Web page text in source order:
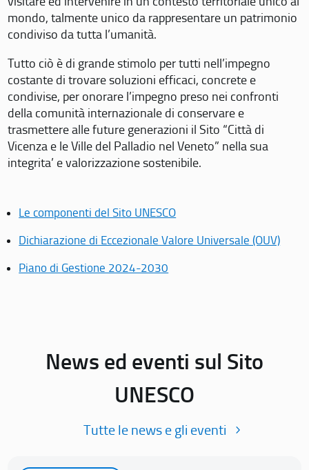
mondo, talmente unico da rappresentare un patrimonio
condiviso da tutta l’umanità.
Tutto ciò è di grande stimolo per tutti nell’impegno
costante di trovare soluzioni efficaci, concrete e
condivise, per onorare l’impegno preso nei confronti
della comunità internazionale di conservare e
trasmettere alle future generazioni il Sito “Città di
Vicenza e le Ville del Palladio nel Veneto” nella sua
integrita’ e valorizzazione sostenibile.
Le componenti del Sito UNESCO
Dichiarazione di Eccezionale Valore Universale (OUV)
Piano di Gestione 2024-2030
News ed eventi sul Sito
UNESCO
Tutte le news e gli eventi